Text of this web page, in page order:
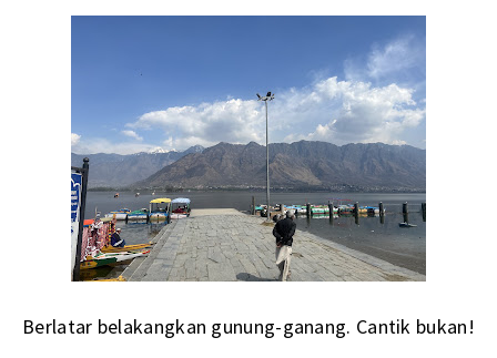
Berlatar belakangkan gunung-ganang. Cantik bukan!